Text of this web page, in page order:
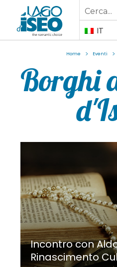
Search
for:
IT
Home > Eventi >
Borghi
Incontro con
Rinascimento